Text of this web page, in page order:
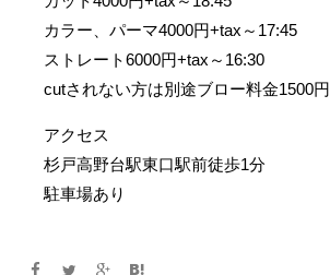
カラー、パーマ4000円+tax～17:45
ストレート6000円+tax～16:30
cutされない方は別途ブロー料金1500円
アクセス
杉戸高野台駅東口駅前徒歩1分
駐車場あり